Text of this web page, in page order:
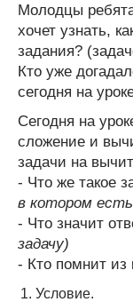
Молодцы
хочет узнать,
задания?
Кто уже
сегодня на
Сегодня на
сложение и
задачи на
- Что же такое
в котором есть
- Что значит
задачу)
- Кто помнит из
Условие.